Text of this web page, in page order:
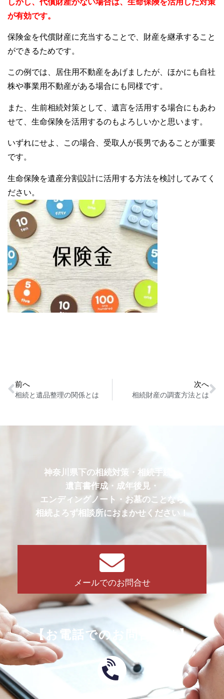
が有効です。
保険金を代償財産に充当することで、財産を継承すること
ができるためです。
この例では、居住用不動産をあげましたが、ほかにも自社
株や事業用不動産がある場合にも同様です。
また、生前相続対策として、遺言を活用する場合にもあわ
せて、生命保険を活用するのもよろしいかと思います。
いずれにせよ、この場合、受取人が長男であることが重要
です。
生命保険を遺産分割設計に活用する方法を検討してみてく
ださい。
前へ
相続と遺品整理の関係とは
次へ
相続財産の調査方法とは
神奈川県下の相続対策・相続手続・
遺言書作成・成年後見・
エンディングノート・お墓のことなら
相続よろず相談所におまかせください！
メールでのお問合せ
【お電話でのお問合せは】